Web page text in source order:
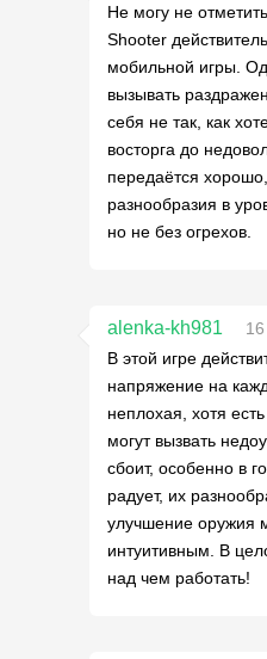
Не могу не
Shooter
мобильной игры.
вызывать
себя не так, как
восторга до
передаётся
разнообразия в
но не без огрехов.
alenka-kh981
В этой игре
напряжение на
неплохая, хотя
могут вызвать
сбоит, особенно в
радует, их
улучшение оружия
интуитивным. В
над чем работать!